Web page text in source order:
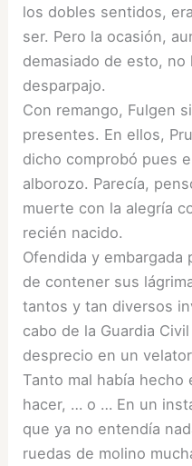
los dobles sentidos,
ser. Pero la ocasión,
demasiado de esto, no
desparpajo.
Con remango, Fulgen
presentes. En ellos,
dicho comprobó pues
alborozo. Parecía,
muerte con la alegría
recién nacido.
Ofendida y embargada
de contener sus
tantos y tan diversos
cabo de la Guardia
desprecio en un
Tanto mal había hecho
hacer, … o … En un
que ya no entendía
ruedas de molino